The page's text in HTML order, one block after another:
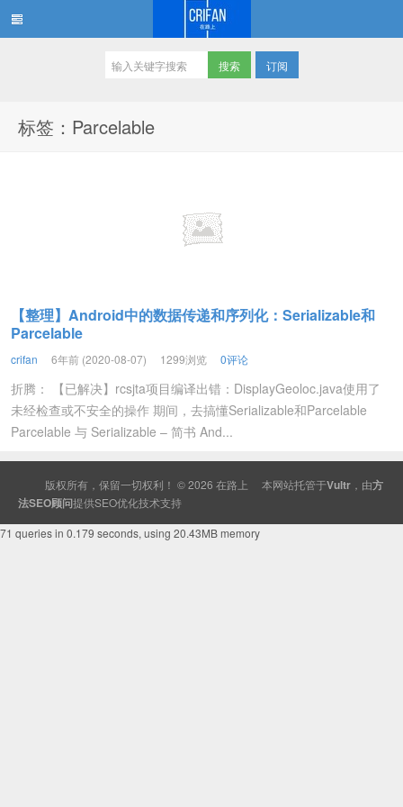
订阅
标签：Parcelable
【整理】Android中的数据传递和序列化：Serializable和
Parcelable
crifan 6年前 (2020-08-07) 1299浏览 0评论
折腾： 【已解决】rcsjta项目编译出错：DisplayGeoloc.java使用了
未经检查或不安全的操作 期间，去搞懂Serializable和Parcelable
Parcelable 与 Serializable – 简书 And...
版权所有，保留一切权利！ © 2026 在路上 本网站托管于Vultr ，由方
法SEO顾问提供SEO优化技术支持
71 queries in 0.179 seconds, using 20.43MB memory